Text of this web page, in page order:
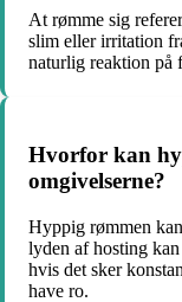
At rømme sig
slim eller irritation
naturlig reaktion på
Hvorfor kan
omgivelserne?
Hyppig rømmen
lyden af hosting
hvis det sker
have ro.